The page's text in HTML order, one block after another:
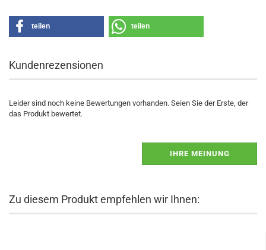
teilen teilen
Kundenrezensionen
Leider sind noch keine Bewertungen vorhanden. Seien Sie der Erste, der
das Produkt bewertet.
IHRE MEINUNG
Zu diesem Produkt empfehlen wir Ihnen: